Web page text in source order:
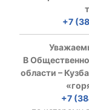
+7
В
области –
+7